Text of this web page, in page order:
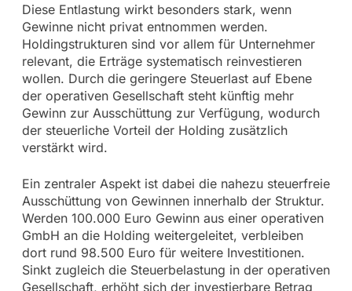
Diese Entlastung wirkt besonders stark, wenn
Gewinne nicht privat entnommen werden.
Holdingstrukturen sind vor allem für Unternehmer
relevant, die Erträge systematisch reinvestieren
wollen. Durch die geringere Steuerlast auf Ebene
der operativen Gesellschaft steht künftig mehr
Gewinn zur Ausschüttung zur Verfügung, wodurch
der steuerliche Vorteil der Holding zusätzlich
verstärkt wird.
Ein zentraler Aspekt ist dabei die nahezu steuerfreie
Ausschüttung von Gewinnen innerhalb der Struktur.
Werden 100.000 Euro Gewinn aus einer operativen
GmbH an die Holding weitergeleitet, verbleiben
dort rund 98.500 Euro für weitere Investitionen.
Sinkt zugleich die Steuerbelastung in der operativen
Gesellschaft, erhöht sich der investierbare Betrag